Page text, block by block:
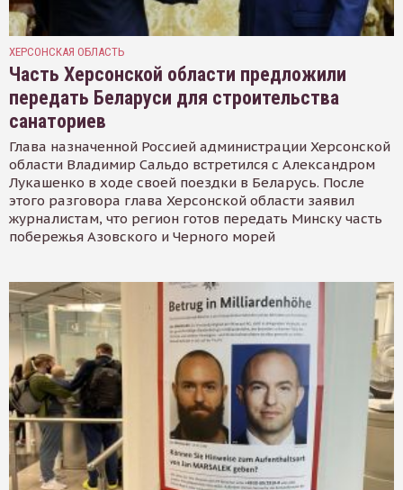
ХЕРСОНСКАЯ ОБЛАСТЬ
Часть Херсонской области предложили
передать Беларуси для строительства
санаториев
Глава назначенной Россией администрации Херсонской
области Владимир Сальдо встретился с Александром
Лукашенко в ходе своей поездки в Беларусь. После
этого разговора глава Херсонской области заявил
журналистам, что регион готов передать Минску часть
побережья Азовского и Черного морей